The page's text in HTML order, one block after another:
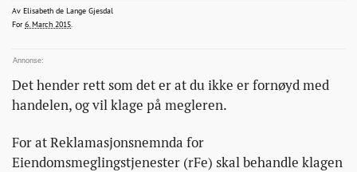
pa-
megleren-
du-
lese-
Av Elisabeth de Lange Gjesdal
2015-03-06T06:00:07+00:00
2015-03-06T06:00:07+00:00
2015-03-06T11:31:54+00:00
For6. March 2015
Det hender rett som det er at du ikke er fornøyd med
handelen, og vil klage på megleren.
For at Reklamasjonsnemnda for
Eiendomsmeglingstjenester (rFe) skal behandle klagen